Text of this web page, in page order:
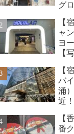
グ
【
ャ
ヨ
【
【
バ
涌
近
ュー
【
番